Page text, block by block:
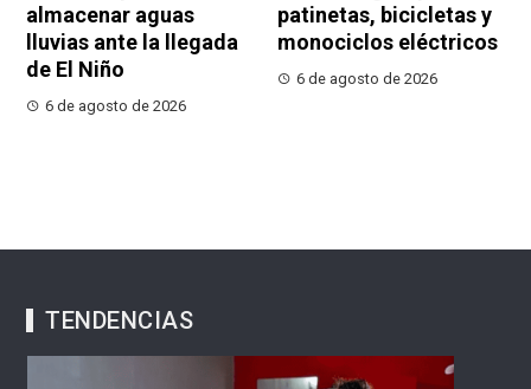
almacenar aguas
lluvias ante la llegada
de El Niño
6 de agosto de 2026
patinetas, bicicletas y
monociclos eléctricos
6 de agosto de 2026
TENDENCIAS